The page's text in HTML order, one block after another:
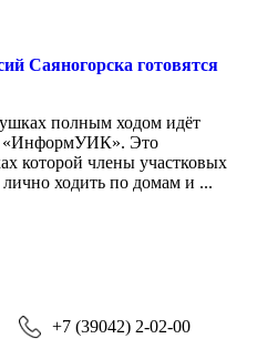
Саяногорска готовятся
полным ходом идёт
«ИнформУИК». Это
которой члены участковых
ходить по домам и ...
+7 (39042) 2-02-00